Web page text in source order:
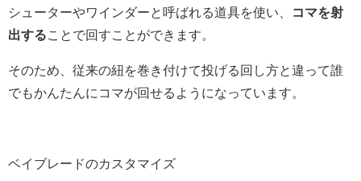
シューターやワインダーと呼ばれる道具を使い、
コマを射
出することで回すことができます。
そのため、従来の紐を巻き付けて投げる回し方と違って誰
でもかんたんにコマが回せるようになっています。
ベイブレードのカスタマイズ